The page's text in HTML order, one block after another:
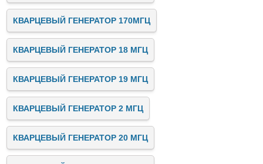
КВАРЦЕВЫЙ ГЕНЕРАТОР 170МГЦ
КВАРЦЕВЫЙ ГЕНЕРАТОР 18 МГЦ
КВАРЦЕВЫЙ ГЕНЕРАТОР 19 МГЦ
КВАРЦЕВЫЙ ГЕНЕРАТОР 2 МГЦ
КВАРЦЕВЫЙ ГЕНЕРАТОР 20 МГЦ